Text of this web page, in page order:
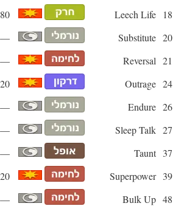
18
Leech Life
80
20
Substitute
—
21
Reversal
—
24
Outrage
26
Endure
—
27
Sleep Talk
—
37
Taunt
—
39
Superpower
48
Bulk Up
—